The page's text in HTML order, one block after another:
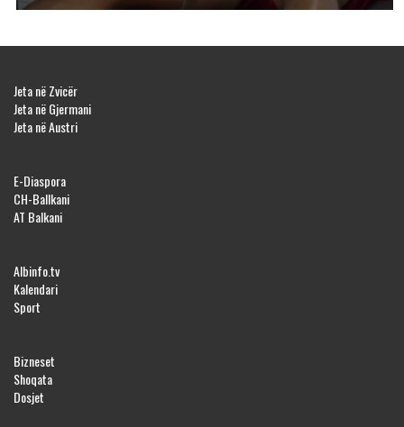
Jeta në Zvicër
Jeta në Gjermani
Jeta në Austri
E-Diaspora
CH-Ballkani
AT Balkani
Albinfo.tv
Kalendari
Sport
Bizneset
Shoqata
Dosjet